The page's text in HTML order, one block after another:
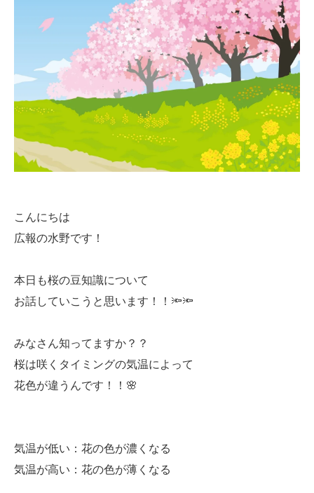
こんにちは
広報の水野です！
本日も桜の豆知識について
お話していこうと思います！！🔦🔦
みなさん知ってますか？？
桜は咲くタイミングの気温によって
花色が違うんです！！🌸
気温が低い：花の色が濃くなる
気温が高い：花の色が薄くなる